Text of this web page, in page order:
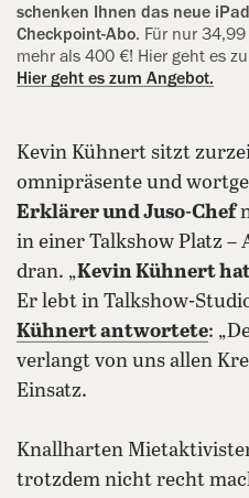
schenken Ihnen das neue iPad
Checkpoint-Abo. Für nur
mehr als 400 €! Hier geht es
Hier geht es zum Angebot.
Kevin Kühnert sitzt
omnipräsente und
Erklärer und Juso-Chef
in einer Talkshow Platz –
dran. „Kevin Kühnert
Er lebt in Talkshow-
Kühnert antwortete:
verlangt von uns allen
Einsatz.
Knallharten
trotzdem nicht recht